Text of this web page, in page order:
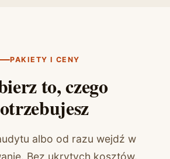
PAKIETY I CENY
to, czego
albo od razu wejdź w
Bez ukrytych kosztów.